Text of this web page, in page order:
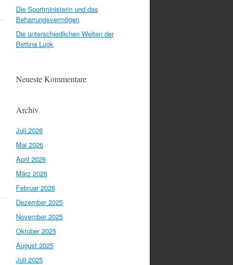
Die Sportministerin und das
Beharrungsvermögen
Die unterschiedlichen Welten der
Bettina Lugk
Neueste Kommentare
Archiv
Juli 2026
Mai 2026
April 2026
März 2026
Februar 2026
Dezember 2025
November 2025
Oktober 2025
August 2025
Juli 2025